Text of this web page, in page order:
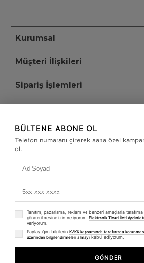
Kurumsal
Müşteri İlişkileri
Sipariş İşlemleri
+90 (850) 473 08
© 2008 - 2026
- Tüm Hakları Saklıdır. Kredi kartı bilgileriniz
Whatsapp
BÜLTENE ABONE OL
Telefon numaranı girerek sana özel
ol.
Tanıtım, pazarlama, reklam ve benzeri amaçlarla
gönderilmesine izin veriyorum. Elektronik Ticari İleti
veriyorum.
Paylaştığım bilgilerin KVKK kapsamında tarafınızca
üzerinden bilgilendirmeleri almayı kabul ediyorum.
GÖNDER